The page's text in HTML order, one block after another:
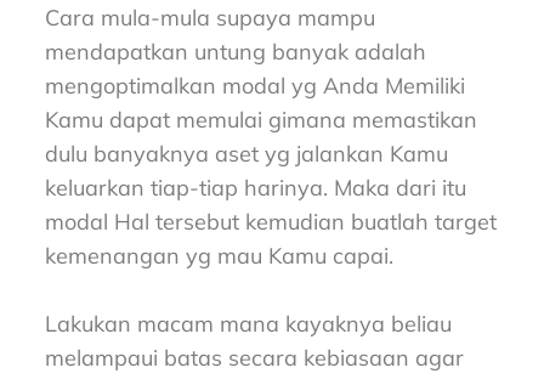
Cara mula-mula supaya mampu
mendapatkan untung banyak adalah
mengoptimalkan modal yg Anda Memiliki
Kamu dapat memulai gimana memastikan
dulu banyaknya aset yg jalankan Kamu
keluarkan tiap-tiap harinya. Maka dari itu
modal Hal tersebut kemudian buatlah target
kemenangan yg mau Kamu capai.
Lakukan macam mana kayaknya beliau
melampaui batas secara kebiasaan agar